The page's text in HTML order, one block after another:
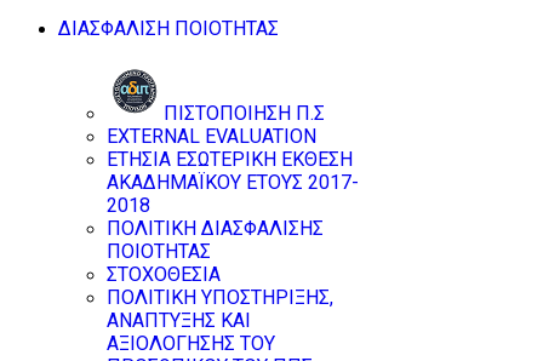
ΔΙΑΣΦΑΛΙΣΗ ΠΟΙΟΤΗΤΑΣ
ΠΙΣΤΟΠΟΙΗΣΗ Π.Σ
EXTERNAL EVALUATION
ΕΤΗΣΙΑ ΕΣΩΤΕΡΙΚΗ ΕΚΘΕΣΗ
ΑΚΑΔΗΜΑΪΚΟΥ ΕΤΟΥΣ 2017-
2018
ΠΟΛΙΤΙΚΗ ΔΙΑΣΦΑΛΙΣΗΣ
ΠΟΙΟΤΗΤΑΣ
ΣΤΟΧΟΘΕΣΙΑ
ΠΟΛΙΤΙΚΗ ΥΠΟΣΤΗΡΙΞΗΣ,
ΑΝΑΠΤΥΞΗΣ ΚΑΙ
ΑΞΙΟΛΟΓΗΣΗΣ ΤΟΥ